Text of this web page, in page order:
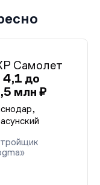
Самолет
4,1 до
млн ₽